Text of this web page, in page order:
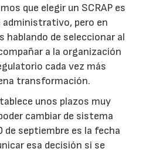
que elegir un SCRAP es
pero en
hablando de seleccionar al
a la organización
cada vez más
transformación.
unos plazos muy
cambiar de sistema
de septiembre es la fecha
esa decisión si se